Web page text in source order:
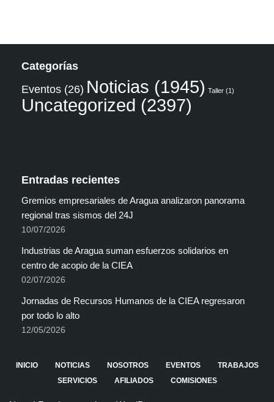
Categorías
Eventos (26) Noticias (1945) Taller (1)
Uncategorized (2397)
Entradas recientes
Gremios empresariales de Aragua analizaron panorama
regional tras sismos del 24J
10/07/2026
Industrias de Aragua suman esfuerzos solidarios en
centro de acopio de la CIEA
02/07/2026
Jornadas de Recursos Humanos de la CIEA regresaron
por todo lo alto
12/05/2026
INICIO NOTICIAS NOSOTROS EVENTOS
TRABAJOS
SERVICIOS
AFILIADOS COMISIONES